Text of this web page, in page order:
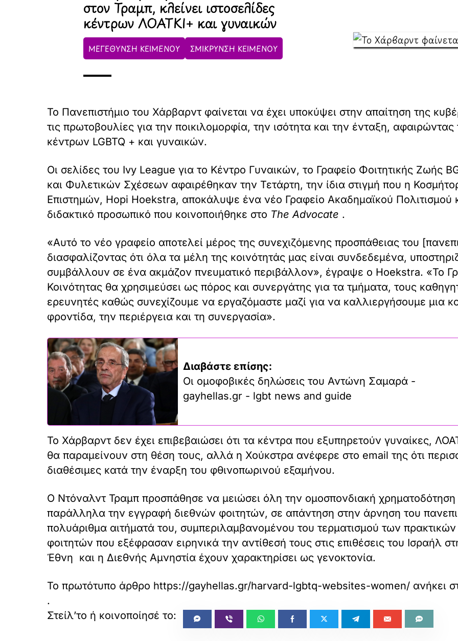
στον Τραμπ, κλείνει ιστοσελίδες
κέντρων ΛΟΑΤΚΙ+ και γυναικών
ΜΕΓΕΘΥΝΣΗ ΚΕΙΜΕΝΟΥ ΣΜΙΚΡΥΝΣΗ ΚΕΙΜΕΝΟΥ
Το Πανεπιστήμιο του Χάρβαρντ φαίνεται να έχει υποκύψει στην απαίτηση της
τις πρωτοβουλίες για την ποικιλομορφία, την ισότητα και την ένταξη,
κέντρων LGBTQ + και γυναικών.
Οι σελίδες του Ivy League για το Κέντρο Γυναικών, το Γραφείο Φοιτητικής Ζωής
και Φυλετικών Σχέσεων αφαιρέθηκαν την Τετάρτη, την ίδια στιγμή που η
Επιστημών, Hopi Hoekstra, αποκάλυψε ένα νέο Γραφείο Ακαδημαϊκού Πολιτισμού
διδακτικό προσωπικό που κοινοποιήθηκε στο The Advocate .
«Αυτό το νέο γραφείο αποτελεί μέρος της συνεχιζόμενης προσπάθειας του
διασφαλίζοντας ότι όλα τα μέλη της κοινότητάς μας είναι συνδεδεμένα,
συμβάλλουν σε ένα ακμάζον πνευματικό περιβάλλον», έγραψε ο Hoekstra. «Το
Κοινότητας θα χρησιμεύσει ως πόρος και συνεργάτης για τα τμήματα, τους
ερευνητές καθώς συνεχίζουμε να εργαζόμαστε μαζί για να καλλιεργήσουμε μια
φροντίδα, την περιέργεια και τη συνεργασία».
Διαβάστε επίσης:
Οι ομοφοβικές δηλώσεις του Αντώνη Σαμαρά -
gayhellas.gr - lgbt news and guide
Το Χάρβαρντ δεν έχει επιβεβαιώσει ότι τα κέντρα που εξυπηρετούν γυναίκες,
θα παραμείνουν στη θέση τους, αλλά η Χούκστρα ανέφερε στο email της ότι
διαθέσιμες κατά την έναρξη του φθινοπωρινού εξαμήνου.
Ο Ντόναλντ Τραμπ προσπάθησε να μειώσει όλη την ομοσπονδιακή
παράλληλα την εγγραφή διεθνών φοιτητών, σε απάντηση στην άρνηση του
πολυάριθμα αιτήματά του, συμπεριλαμβανομένου του τερματισμού των πρακτικών
φοιτητών που εξέφρασαν ειρηνικά την αντίθεσή τους στις επιθέσεις του Ισραήλ
Έθνη και η Διεθνής Αμνηστία έχουν χαρακτηρίσει ως γενοκτονία.
Το πρωτότυπο άρθρο https://gayhellas.gr/harvard-lgbtq-websites-women/ ανήκει
.